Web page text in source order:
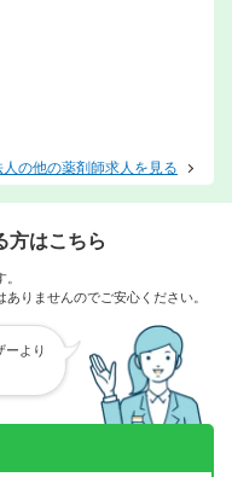
人の他の薬剤師求人を見る
方はこちら
りませんのでご安心ください。
ーより